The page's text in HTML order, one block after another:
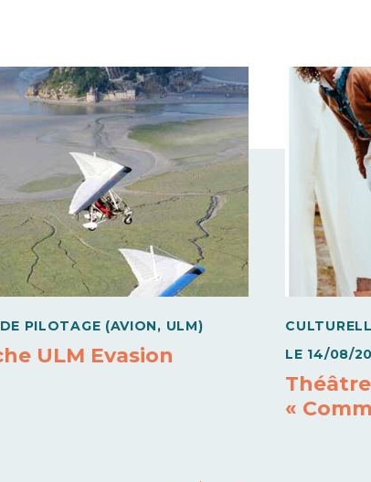
PILOTAGE (AVION, ULM)
ULM Evasion
LE 14/08/
«